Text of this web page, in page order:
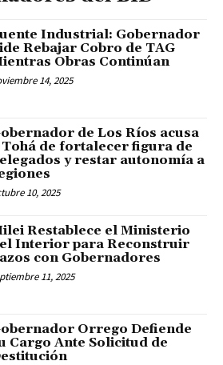
Industrial: Gobernador
Rebajar Cobro de TAG
Obras Continúan
14, 2025
de Los Ríos acusa
Tohá de fortalecer figura de
y restar autonomía a
10, 2025
Restablece el Ministerio
Interior para Reconstruir
con Gobernadores
11, 2025
Orrego Defiende
Cargo Ante Solicitud de